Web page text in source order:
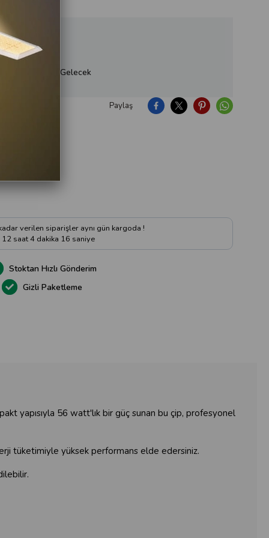
Yakında Gelecek
Paylaş
verilen siparişler aynı gün kargoda !
12 saat4 dakika 15 saniye
Stoktan Hızlı Gönderim
Gizli Paketleme
yapısıyla 56 watt'lık bir güç sunan bu çip, profesyonel
tüketimiyle yüksek performans elde edersiniz.